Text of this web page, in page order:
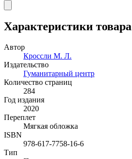
Характеристики товара
Автор
Кроссли М. Л.
Издательство
Гуманитарный центр
Количество страниц
284
Год издания
2020
Переплет
Мягкая обложка
ISBN
978-617-7758-16-6
Тип